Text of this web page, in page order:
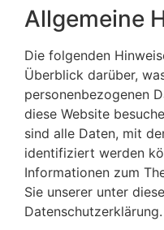
Allgemeine
Die folgenden
Überblick darüber,
personenbezogenen
diese Website
sind alle Daten, mit
identifiziert werden
Informationen zum
Sie unserer unter
Datenschutzerklärung.